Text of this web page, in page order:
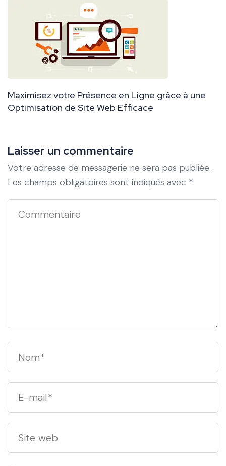
Maximisez votre Présence en Ligne grâce à une
Optimisation de Site Web Efficace
Laisser un commentaire
Votre adresse de messagerie ne sera pas publiée.
Les champs obligatoires sont indiqués avec *